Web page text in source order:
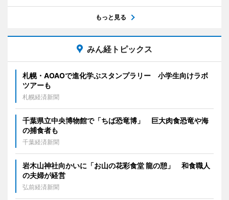
もっと見る
みん経トピックス
札幌・AOAOで進化学ぶスタンプラリー 小学生向けラボ
ツアーも
札幌経済新聞
千葉県立中央博物館で「ちば恐竜博」 巨大肉食恐竜や海
の捕食者も
千葉経済新聞
岩木山神社向かいに「お山の花彩食堂 龍の憩」 和食職人
の夫婦が経営
弘前経済新聞